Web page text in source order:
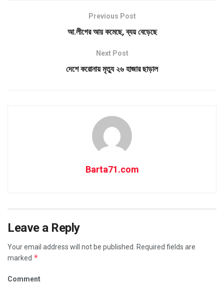
Previous Post
আ.লীগের আয় কমেছে, ব্যয় বেড়েছে
Next Post
দেশে করোনায় মৃত্যু ২৬ হাজার ছাড়াল
Barta71.com
Leave a Reply
Your email address will not be published. Required fields are
marked *
Comment